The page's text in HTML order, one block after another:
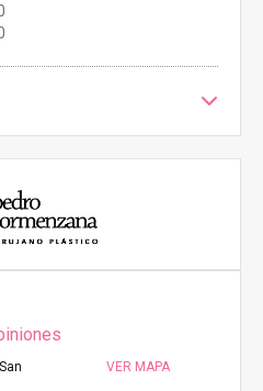
VER MAPA